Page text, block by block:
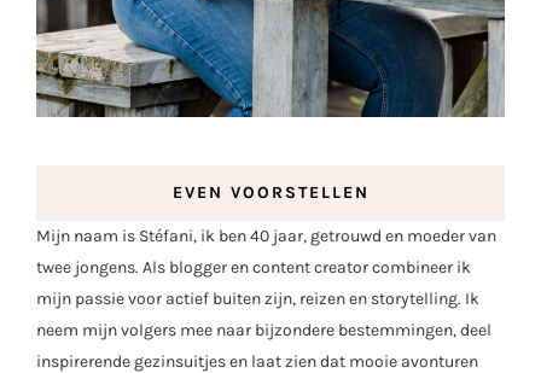
EVEN VOORSTELLEN
Mijn naam is Stéfani, ik ben 40 jaar, getrouwd en moeder van
twee jongens. Als blogger en content creator combineer ik
mijn passie voor actief buiten zijn, reizen en storytelling. Ik
neem mijn volgers mee naar bijzondere bestemmingen, deel
inspirerende gezinsuitjes en laat zien dat mooie avonturen